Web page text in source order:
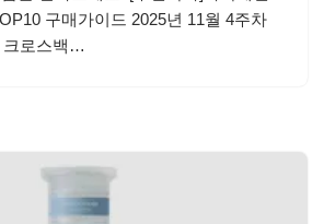
구매가이드 2025년 11월 4주차
크로스백…